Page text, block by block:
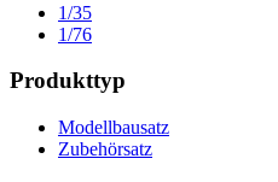
1/35
1/76
Produkttyp
Modellbausatz
Zubehörsatz